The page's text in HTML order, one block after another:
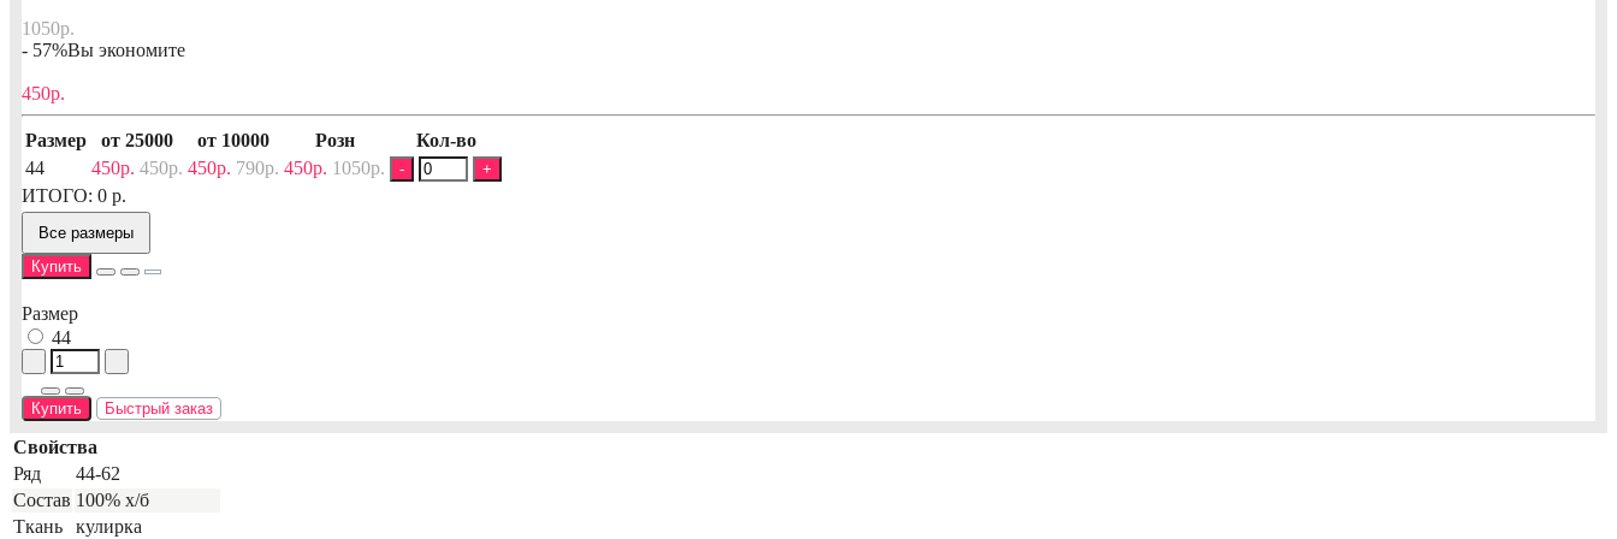
1050р.
- 57%Вы экономите
450р.
Размер от 25000 от 10000 Розн
Кол-во
44
450р. 450р. 450р. 790р. 450р. 1050р. - +
ИТОГО: 0 р.
Все размеры
Купить
Размер
44
Купить Быстрый заказ
Свойства
Ряд
44-62
Состав 100% х/б
Ткань
кулирка